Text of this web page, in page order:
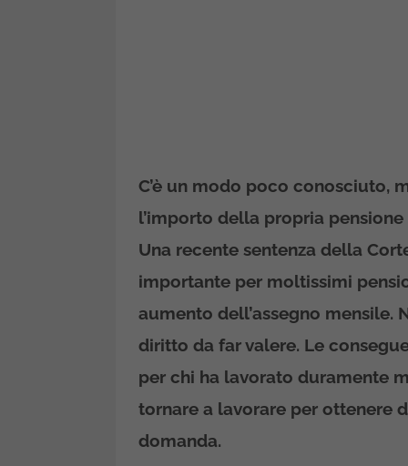
C’è un modo poco conosciuto,
l’importo della propria
Una recente sentenza della
importante per moltissimi
aumento dell’assegno mensile.
diritto da far valere. Le
per chi ha lavorato duramente
tornare a lavorare per ottenere
domanda.